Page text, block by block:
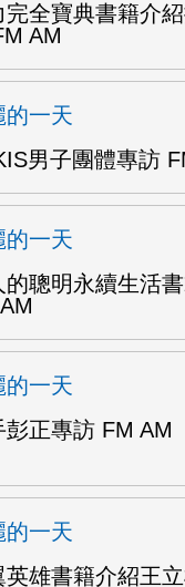
完全寶典書籍介
AM
的一天
男子團體專訪
的一天
的聰明永續生活
的一天
彭正專訪 FM AM
的一天
英雄書籍介紹王